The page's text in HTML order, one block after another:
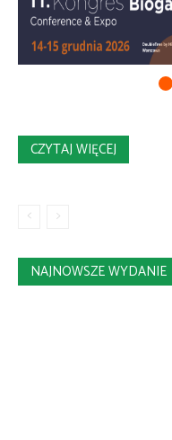
CZYTAJ WIĘCEJ
NAJNOWSZE WYDANIE